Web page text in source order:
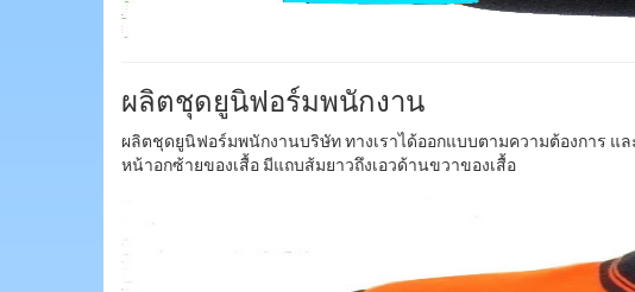
ผลิตชุดยูนิฟอร์มพนักงาน
ผลิตชุดยูนิฟอร์มพนักงานบริษัท ทางเราได้ออกแบบตามความต้องการ
หน้าอกซ้ายของเสื้อ มีแถบส้มยาวถึงเอวด้านขวาของเสื้อ